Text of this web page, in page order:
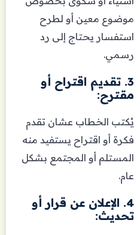
موضوع معين أو لطرح
استفسار يحتاج إلى رد
رسمي.
3. تقديم اقتراح أو
مقترح:
يُكتب الخطاب عشان تقدم
فكرة أو اقتراح يستفيد منه
المستلم أو المجتمع بشكل
عام.
4. الإعلان عن قرار أو
تحديث: